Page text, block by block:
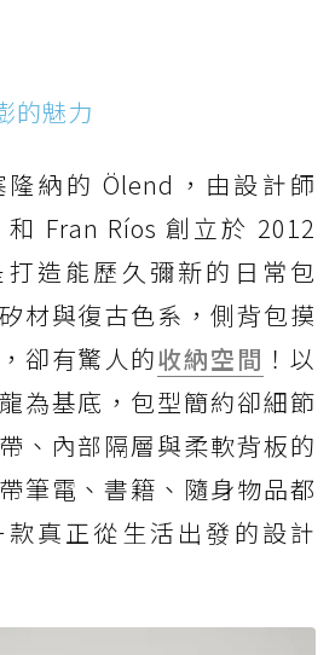
的魅力
納的 Ölend，由設計師
Fran Ríos 創立於 2012
造能歷久彌新的日常包
材與復古色系，側背包摸
卻有驚人的收納空間 ！以
為基底，包型簡約卻細節
、內部隔層與柔軟背板的
筆電、書籍、隨身物品都
真正從生活出發的設計